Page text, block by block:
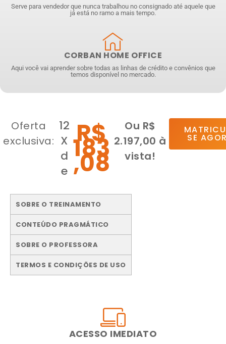
Serve para vendedor que nunca trabalhou no consignado até aquele que
já está no ramo a mais tempo.
CORBAN HOME OFFICE
Aqui você vai aprender sobre todas as linhas de crédito e convênios que
temos disponível no mercado.
Oferta
exclusiva:
12
X
d
e
R$
183
,08
Ou R$
2.197,00 à
vista!
SE
SOBRE O TREINAMENTO
CONTEÚDO PRAGMÁTICO
SOBRE O PROFESSORA
TERMOS E CONDIÇÕES DE USO
ACESSO IMEDIATO